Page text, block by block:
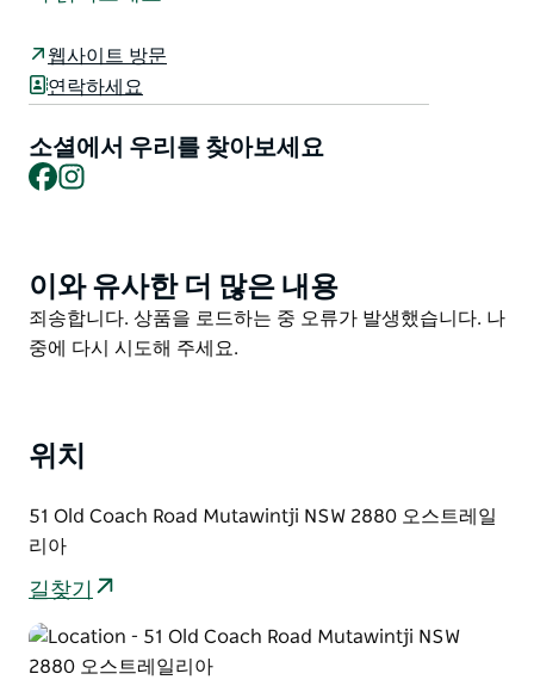
를 즐기거나 물을 보충할 수도 있습니다.
웹사이트 방문
연락하세요
소셜에서 우리를 찾아보세요
Facebook
Product
List
이와 유사한 더 많은 내용
Product
List
죄송합니다. 상품을 로드하는 중 오류가 발생했습니다. 나
중에 다시 시도해 주세요.
위치
51 Old Coach Road Mutawintji NSW 2880 오스트레일
리아
길찾기